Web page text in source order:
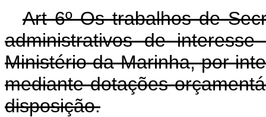
Art 6º Os trabalhos de
administrativos de
Ministério da Marinha, por
mediante dotações
disposição.